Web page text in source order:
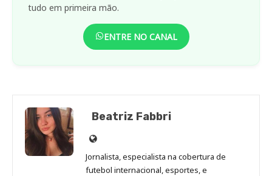
tudo em primeira mão.
ENTRE NO CANAL
Beatriz Fabbri
Site
de
Beatriz
Jornalista, especialista na cobertura de
futebol internacional, esportes, e